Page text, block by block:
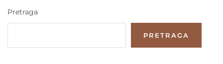
Pretraga
PRETRAGA